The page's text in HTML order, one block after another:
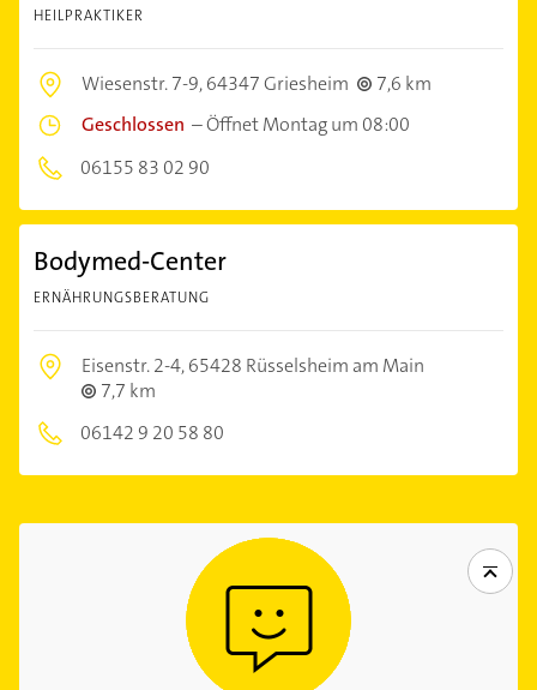
HEILPRAKTIKER
Wiesenstr. 7-9,64347 Griesheim
7,6 km
Geschlossen –Öffnet Montag um 08:00
06155 83 02 90
Bodymed-Center
ERNÄHRUNGSBERATUNG
Eisenstr. 2-4,65428 Rüsselsheim am Main
7,7 km
06142 9 20 58 80